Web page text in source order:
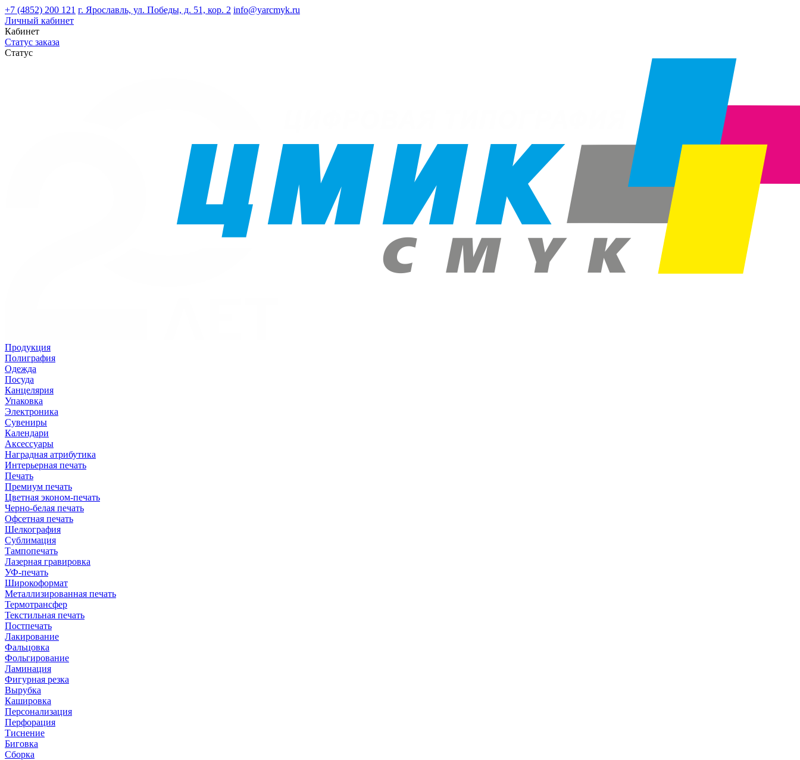
+7 (4852) 200 121 г. Ярославль, ул. Победы, д. 51, кор. 2 info@yarcmyk.ru
Личный кабинет
Кабинет
Статус заказа
Статус
Продукция
Полиграфия
Одежда
Посуда
Канцелярия
Упаковка
Электроника
Сувениры
Календари
Аксессуары
Наградная атрибутика
Интерьерная печать
Печать
Премиум печать
Цветная эконом-печать
Черно-белая печать
Офсетная печать
Шелкография
Сублимация
Тампопечать
Лазерная гравировка
УФ-печать
Широкоформат
Металлизированная печать
Термотрансфер
Текстильная печать
Постпечать
Лакирование
Фальцовка
Фольгирование
Ламинация
Фигурная резка
Вырубка
Кашировка
Персонализация
Перфорация
Тиснение
Биговка
Сборка